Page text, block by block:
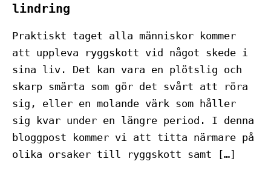
lindring
Praktiskt taget alla människor kommer
att uppleva ryggskott vid något skede i
sina liv. Det kan vara en plötslig och
skarp smärta som gör det svårt att röra
sig, eller en molande värk som håller
sig kvar under en längre period. I denna
bloggpost kommer vi att titta närmare på
olika orsaker till ryggskott samt […]